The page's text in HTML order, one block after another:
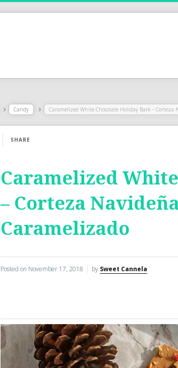
Candy Caramelized White Chocolate Holiday Bark – Corteza
SHARE
Caramelized
– Corteza
Caramelizado
Posted on November 17, 2018 by Sweet Cannela